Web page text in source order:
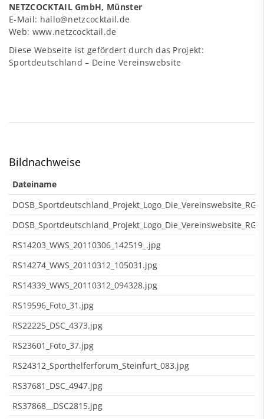
NETZCOCKTAIL GmbH, Münster
E-Mail: hallo@netzcocktail.de
Web: www.netzcocktail.de
Diese Webseite ist gefördert durch das Projekt:
Sportdeutschland – Deine Vereinswebsite
Bildnachweise
Dateiname
RS14203_WWS_20110306_142519_.jpg
RS14274_WWS_20110312_105031.jpg
RS14339_WWS_20110312_094328.jpg
RS19596_Foto_31.jpg
RS22225_DSC_4373.jpg
RS23601_Foto_37.jpg
RS24312_Sporthelferforum_Steinfurt_083.jpg
RS37681_DSC_4947.jpg
RS37868__DSC2815.jpg